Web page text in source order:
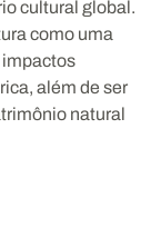
cultural global.
como uma
impactos
além de ser
natural